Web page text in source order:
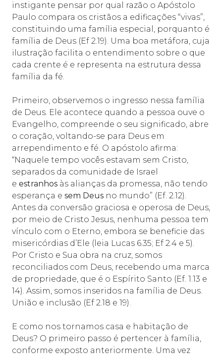
instigante pensar por qual razão o Apóstolo
Paulo compara os cristãos a edificações “vivas”,
constituindo uma família especial, porquanto é
família de Deus (Ef 2.19). Uma boa metáfora, cuja
ilustração facilita o entendimento sobre o que
cada crente é e representa na estrutura dessa
família da fé.
Primeiro, observemos o ingresso nessa família
de Deus. Ele acontece quando a pessoa ouve o
Evangelho, compreende o seu significado, abre
o coração, voltando-se para Deus em
arrependimento e fé. O apóstolo afirma:
“Naquele tempo vocês estavam sem Cristo,
separados da comunidade de Israel
e estranhos às alianças da promessa, não tendo
esperança e sem Deus no mundo” (Ef. 2.12).
Antes da conversão graciosa e operosa de Deus,
por meio de Cristo Jesus, nenhuma pessoa tem
vínculo com o Eterno, embora se beneficie das
misericórdias d’Ele (leia Lucas 6.35; Ef 2.4 e 5).
Por Cristo e Sua obra na cruz, somos
reconciliados com Deus, recebendo uma marca
de propriedade, que é o Espírito Santo (Ef. 1.13 e
14). Assim, somos inseridos na família de Deus.
União e inclusão (Ef 2.18 e 19).
E como nos tornamos casa e habitação de
Deus? O primeiro passo é pertencer à família,
conforme exposto anteriormente. Uma vez